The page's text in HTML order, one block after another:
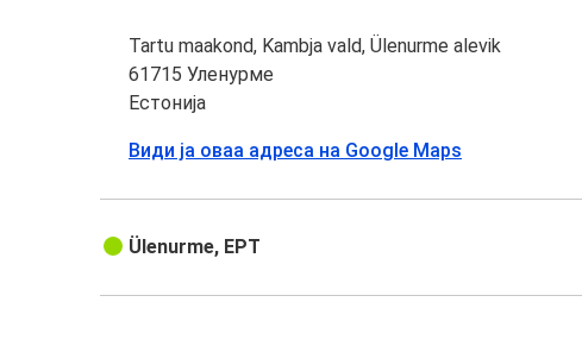
Tartu maakond, Kambja vald, Ülenurme alevik
61715 Уленурме
Естонија
Види ја оваа адреса на Google Maps
Ülenurme, EPT